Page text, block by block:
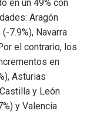
en un 49% con
Aragón
7.9%), Navarra
el contrario, los
en
Asturias
y León
y Valencia